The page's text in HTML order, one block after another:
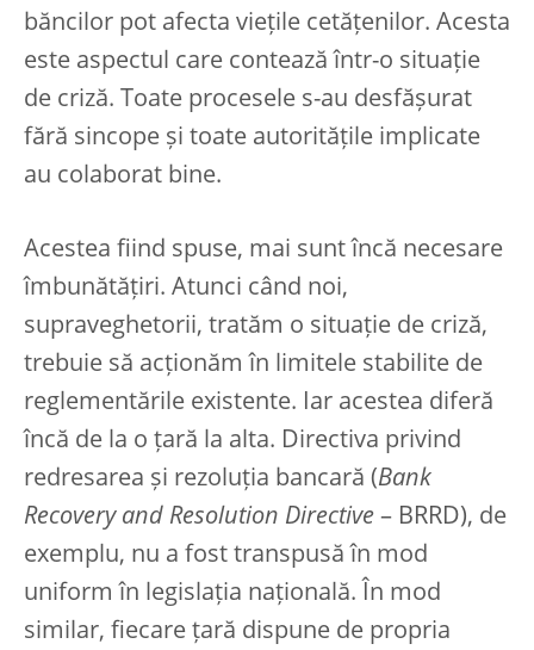
băncilor pot afecta viețile cetățenilor. Acesta
este aspectul care contează într-o situație
de criză. Toate procesele s-au desfășurat
fără sincope și toate autoritățile implicate
au colaborat bine.
Acestea fiind spuse, mai sunt încă necesare
îmbunătățiri. Atunci când noi,
supraveghetorii, tratăm o situație de criză,
trebuie să acționăm în limitele stabilite de
reglementările existente. Iar acestea diferă
încă de la o țară la alta. Directiva privind
redresarea și rezoluția bancară (Bank
Recovery and Resolution Directive – BRRD), de
exemplu, nu a fost transpusă în mod
uniform în legislația națională. În mod
similar, fiecare țară dispune de propria